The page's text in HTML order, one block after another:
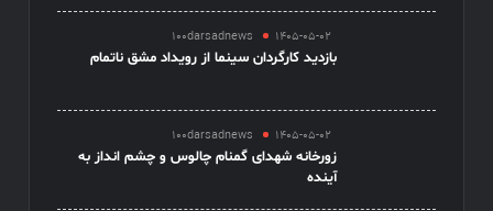
100darsadnews 1405-05-02
بازدید کارگردان سینما از رویداد مشق ناتمام
100darsadnews 1405-05-02
زورخانه شهدای گمنام چالوس و چشم انداز به
آینده